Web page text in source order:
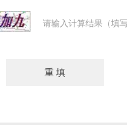
请输入计算结果（填